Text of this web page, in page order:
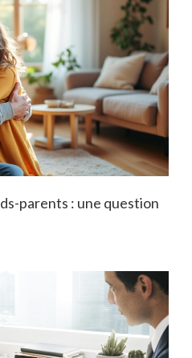
parents : une question